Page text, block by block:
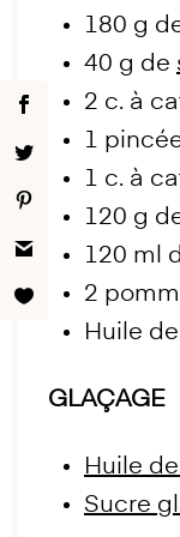
180 g
40 g de
2 c. à
1
1 c. à
120 g
120 ml
2
Huile
GLAÇAGE
Huile
Sucre